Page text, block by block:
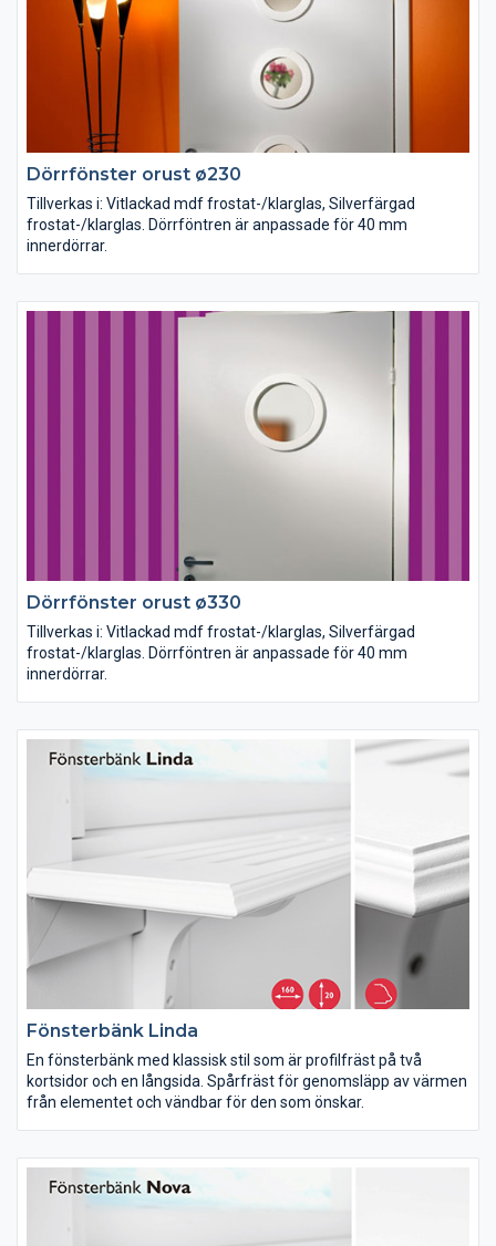
Dörrfönster orust ø230
Tillverkas i: Vitlackad mdf frostat-/klarglas, Silverfärgad
frostat-/klarglas. Dörrföntren är anpassade för 40 mm
innerdörrar.
Dörrfönster orust ø330
Tillverkas i: Vitlackad mdf frostat-/klarglas, Silverfärgad
frostat-/klarglas. Dörrföntren är anpassade för 40 mm
innerdörrar.
Fönsterbänk Linda
En fönsterbänk med klassisk stil som är profilfräst på två
kortsidor och en långsida. Spårfräst för genomsläpp av värmen
från elementet och vändbar för den som önskar.